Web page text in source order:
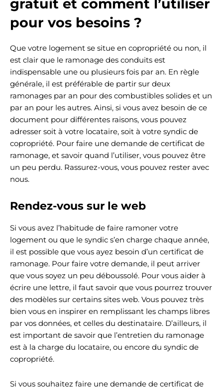
gratuit et comment l’utiliser
pour vos besoins ?
Que votre logement se situe en copropriété ou non, il
est clair que le ramonage des conduits est
indispensable une ou plusieurs fois par an. En règle
générale, il est préférable de partir sur deux
ramonages par an pour des combustibles solides et un
par an pour les autres. Ainsi, si vous avez besoin de ce
document pour différentes raisons, vous pouvez
adresser soit à votre locataire, soit à votre syndic de
copropriété. Pour faire une demande de certificat de
ramonage, et savoir quand l’utiliser, vous pouvez être
un peu perdu. Rassurez-vous, vous pouvez rester avec
nous.
Rendez-vous sur le web
Si vous avez l’habitude de faire ramoner votre
logement ou que le syndic s’en charge chaque année,
il est possible que vous ayez besoin d’un certificat de
ramonage. Pour faire votre demande, il peut arriver
que vous soyez un peu déboussolé. Pour vous aider à
écrire une lettre, il faut savoir que vous pourrez trouver
des modèles sur certains sites web. Vous pouvez très
bien vous en inspirer en remplissant les champs libres
par vos données, et celles du destinataire. D’ailleurs, il
est important de savoir que l’entretien du ramonage
est à la charge du locataire, ou encore du syndic de
copropriété.
Si vous souhaitez faire une demande de certificat de